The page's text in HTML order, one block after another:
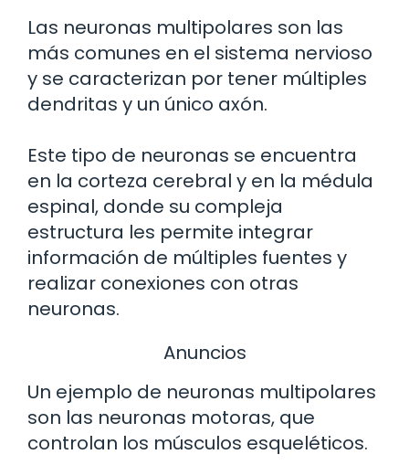
Las neuronas multipolares son las
más comunes en el sistema nervioso
y se caracterizan por tener múltiples
dendritas y un único axón.
Este tipo de neuronas se encuentra
en la corteza cerebral y en la médula
espinal, donde su compleja
estructura les permite integrar
información de múltiples fuentes y
realizar conexiones con otras
neuronas.
Anuncios
Un ejemplo de neuronas multipolares
son las neuronas motoras, que
controlan los músculos esqueléticos.